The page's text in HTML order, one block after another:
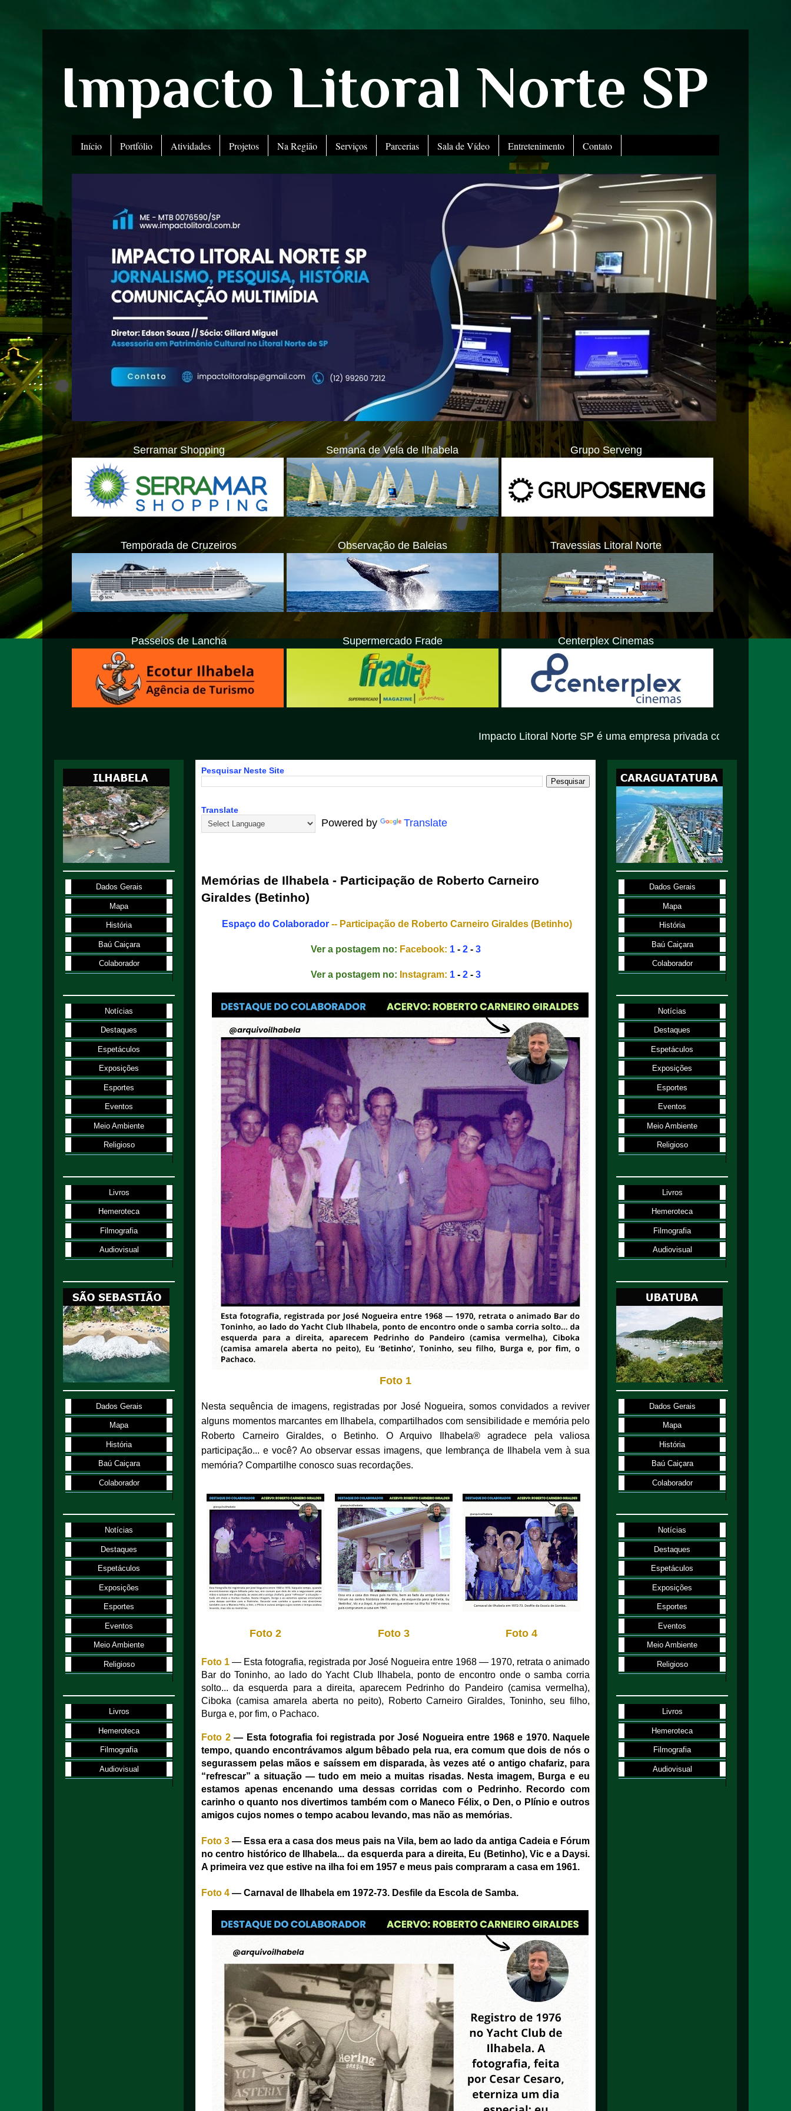
Impacto Litoral Norte SP
Início Portfólio Atividades Projetos Na Região Serviços Parcerias Sala de Vídeo Entretenimento Contato
Serramar Shopping Semana de Vela de Ilhabela Grupo Serveng
Temporada de Cruzeiros Observação de Baleias Travessias Litoral Norte
Passeios de Lancha Supermercado Frade Centerplex Cinemas
Impacto Litoral Norte SP é uma empresa privada com atendimento
Pesquisar Neste Site
Translate
Powered by Translate
Memórias de Ilhabela - Participação de Roberto Carneiro
Giraldes (Betinho)
Espaço do Colaborador-- Participação de Roberto Carneiro Giraldes (Betinho)
Ver a postagem no: Facebook: 1- 2- 3
Ver a postagem no: Instagram: 1- 2 - 3
Foto 1
Nesta sequência de imagens, registradas por José Nogueira, somos convidados a reviver
alguns momentos marcantes em Ilhabela, compartilhados com sensibilidade e memória pelo
Roberto Carneiro Giraldes, o Betinho. O Arquivo Ilhabela® agradece pela valiosa
participação... e você? Ao observar essas imagens, que lembrança de Ilhabela vem à sua
memória? Compartilhe conosco suas recordações.
Foto 2 Foto 3 Foto 4
Foto 1 — Esta fotografia, registrada por José Nogueira entre 1968 — 1970, retrata o animado
Bar do Toninho, ao lado do Yacht Club Ilhabela, ponto de encontro onde o samba corria
solto... da esquerda para a direita, aparecem Pedrinho do Pandeiro (camisa vermelha),
Ciboka (camisa amarela aberta no peito), Roberto Carneiro Giraldes, Toninho, seu filho,
Burga e, por fim, o Pachaco.
Foto 2— Esta fotografia foi registrada por José Nogueira entre 1968 e 1970. Naquele
tempo, quando encontrávamos algum bêbado pela rua, era comum que dois de nós o
segurassem pelas mãos e saíssem em disparada, às vezes até o antigo chafariz, para
“refrescar” a situação — tudo em meio a muitas risadas. Nesta imagem, Burga e eu
estamos apenas encenando uma dessas corridas com o Pedrinho. Recordo com
carinho o quanto nos divertimos também com o Maneco Félix, o Den, o Plínio e outros
amigos cujos nomes o tempo acabou levando, mas não as memórias.
Foto 3 — Essa era a casa dos meus pais na Vila, bem ao lado da antiga Cadeia e Fórum
no centro histórico de Ilhabela... da esquerda para a direita, Eu (Betinho), Vic e a Daysi.
A primeira vez que estive na ilha foi em 1957 e meus pais compraram a casa em 1961.
Foto 4 — Carnaval de Ilhabela em 1972-73. Desfile da Escola de Samba.
Dados Gerais
Mapa
História
Baú Caiçara
Colaborador
Notícias
Destaques
Espetáculos
Exposições
Esportes
Eventos
Meio Ambiente
Religioso
Livros
Hemeroteca
Filmografia
Audiovisual
Dados Gerais
Mapa
História
Baú Caiçara
Colaborador
Notícias
Destaques
Espetáculos
Exposições
Esportes
Eventos
Meio Ambiente
Religioso
Livros
Hemeroteca
Filmografia
Audiovisual
Dados Gerais
Mapa
História
Baú Caiçara
Colaborador
Notícias
Destaques
Espetáculos
Exposições
Esportes
Eventos
Meio Ambiente
Religioso
Livros
Hemeroteca
Filmografia
Audiovisual
Dados Gerais
Mapa
História
Baú Caiçara
Colaborador
Notícias
Destaques
Espetáculos
Exposições
Esportes
Eventos
Meio Ambiente
Religioso
Livros
Hemeroteca
Filmografia
Audiovisual